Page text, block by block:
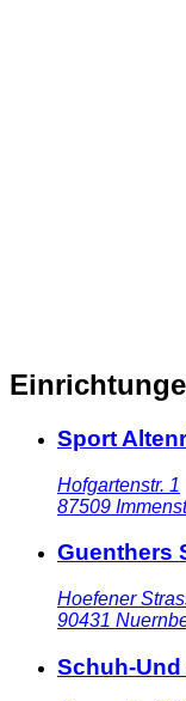
Sport
Hofgartenstr. 1
87509
Guenthers
Hoefener
90431
Schuh-